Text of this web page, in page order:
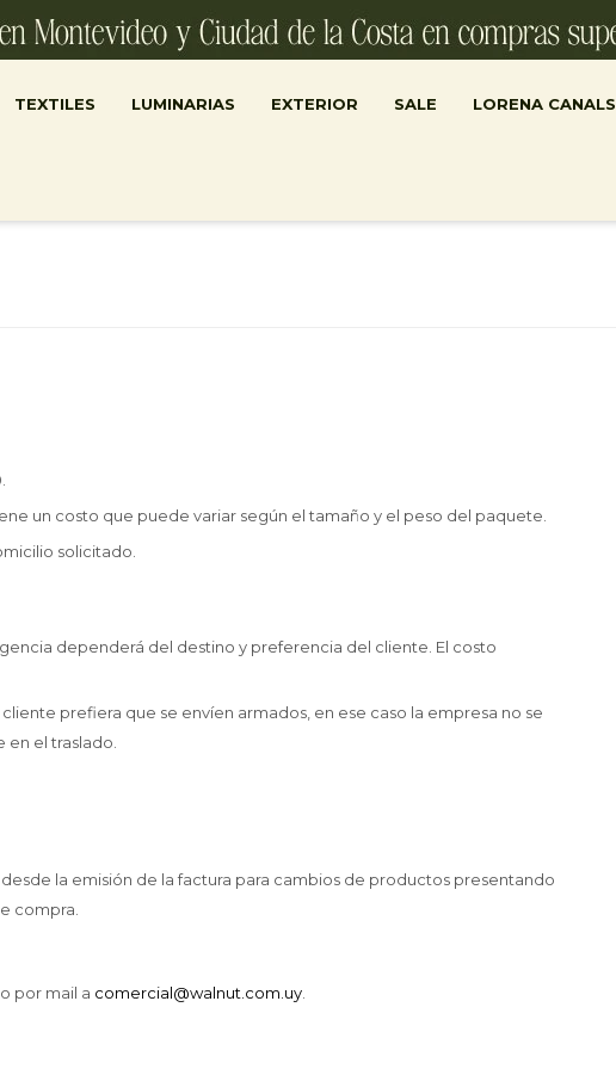
TEXTILES LUMINARIAS EXTERIOR SALE LORENA CANALS
un costo que puede variar según el tamaño y el peso del paquete.
solicitado.
dependerá del destino y preferencia del cliente. El costo
prefiera que se envíen armados, en ese caso la empresa no se
en el traslado.
la emisión de la factura para cambios de productos presentando
compra.
por mail a comercial@walnut.com.uy